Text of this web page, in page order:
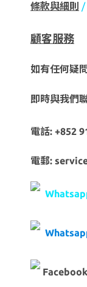
條款與細則 /
顧客服務
如有任何疑
即時與我們
電話: +852
電郵: